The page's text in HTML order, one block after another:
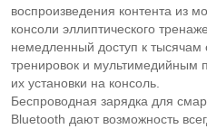
воспроизведения контента из
консоли эллиптического
немедленный доступ к
тренировок и мультимедийным
их установки на консоль.
Беспроводная зарядка для
Bluetooth дают возможность